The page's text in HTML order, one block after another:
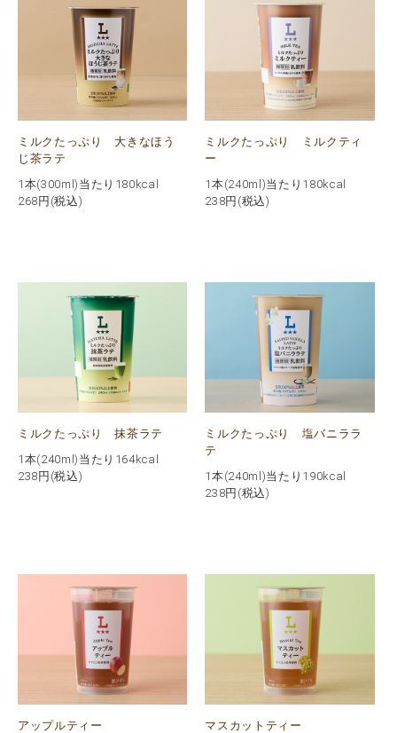
ミルクたっぷり 大きなほう
じ茶ラテ
1本(300ml)当たり180kcal
268 円(税込)
ミルクたっぷり ミルクティ
ー
1本(240ml)当たり180kcal
238円(税込)
ミルクたっぷり 抹茶ラテ
1本(240ml)当たり164kcal
238 円(税込)
ミルクたっぷり 塩バニララ
テ
1本(240ml)当たり190kcal
238円(税込)
アップルティー
マスカットティー